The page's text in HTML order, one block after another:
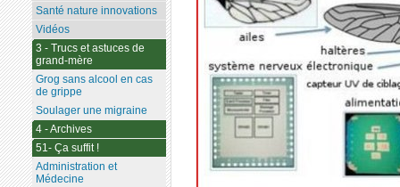
Santé nature innovations
Vidéos
3 - Trucs et astuces de
grand-mère
Grog sans alcool en cas
de grippe
Soulager une migraine
4 - Archives
51- Ça suffit !
Administration et
Médecine